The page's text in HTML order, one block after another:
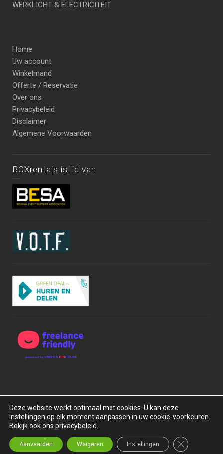
WERKLICHT & ELECTRICITEIT
Home
Uw account
Winkelmand
Offerte / Reservatie
Over ons
Privacybeleid
Disclaimer
Algemene Voorwaarden
BOXrentals is lid van
Copyright © 2015-2026 BOXrentals bv. Alle rechten
voorbehouden.
Privacybeleid
Algemene Voorwaarden
Deze website werkt optimaal met cookies. U kan deze
instellingen op elk moment aanpassen in uw cookie-voorkeuren
Bekijk ook ons privacybeleid.
Aanvaarden Weigeren Instellingen Close GDPR